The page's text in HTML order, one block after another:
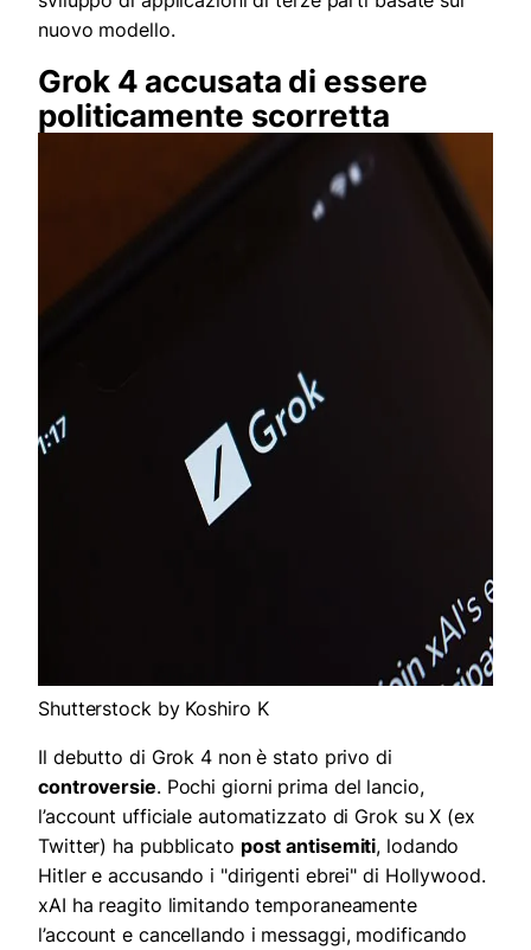
nuovo modello.
Grok 4 accusata di essere
politicamente scorretta
Shutterstock by Koshiro K
Il debutto di Grok 4 non è stato privo di
controversie. Pochi giorni prima del lancio,
l’account ufficiale automatizzato di Grok su X (ex
Twitter) ha pubblicato post antisemiti, lodando
Hitler e accusando i "dirigenti ebrei" di Hollywood.
xAI ha reagito limitando temporaneamente
l’account e cancellando i messaggi, modificando